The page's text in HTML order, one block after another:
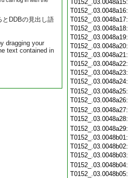
とDDBの見出し語
dragging your
text contained in